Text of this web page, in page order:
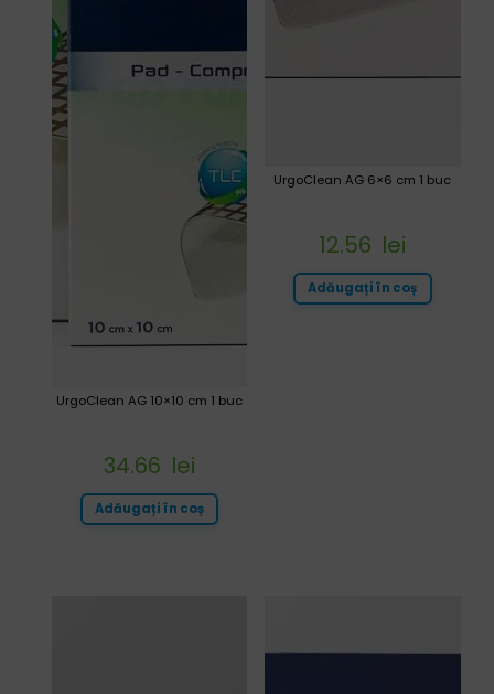
UrgoClean AG 6×6 cm 1 buc
12.56 lei
Adăugați în coș
UrgoClean AG 10×10 cm 1 buc
34.66 lei
Adăugați în coș